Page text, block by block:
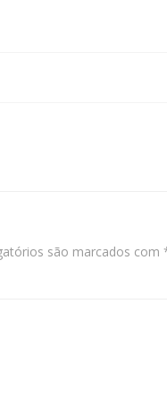
são marcados com